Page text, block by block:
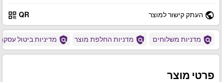
public העתק קישור למוצר QR
qr_code
policy מדניות משלוחים policy מדניות החלפת מוצר policy מדיניות ביטול
פרטי מוצר